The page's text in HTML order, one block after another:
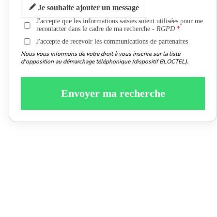
Je souhaite ajouter un message
J'accepte que les informations saisies soient utilisées pour me
recontacter dans le cadre de ma recherche -RGPD
J'accepte de recevoir les communications de partenaires
Nous vous informons de votre droit à vous inscrire sur la liste
d'opposition au démarchage téléphonique (dispositif BLOCTEL).
Envoyer ma recherche